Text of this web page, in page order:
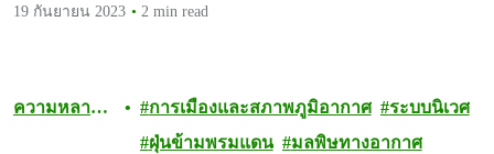
19 กันยายน 2023
2 min read
ความหลาก
การเมืองและสภาพภูมิอากาศ
ระบบนิเวศ
ฝุ่นข้ามพรมแดน
มลพิษทางอากาศ